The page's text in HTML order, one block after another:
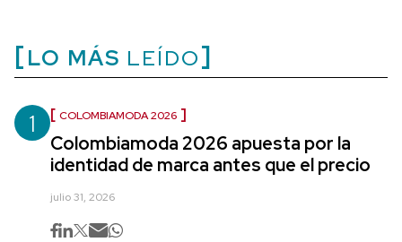
LO MÁS LEÍDO
1 COLOMBIAMODA 2026
Colombiamoda 2026 apuesta por la
identidad de marca antes que el precio
julio 31, 2026